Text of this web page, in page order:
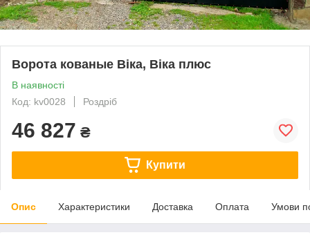
Ворота кованые Віка, Віка плюс
В наявності
Код: kv0028
Роздріб
46 827 ₴
Купити
Опис Характеристики Доставка Оплата Умови